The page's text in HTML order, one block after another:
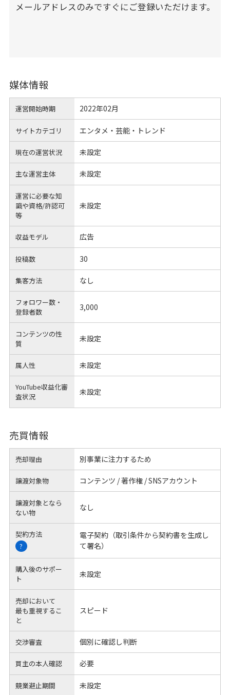
メールアドレスのみですぐにご登録いただけます。
媒体情報
運営開始時期 2022年02月
サイトカテゴリ エンタメ・芸能・トレンド
現在の運営状況 未設定
主な運営主体 未設定
運営に必要な知
識や資格/許認可
等
未設定
収益モデル 広告
投稿数 30
集客方法 なし
フォロワー数・
登録者数
3,000
コンテンツの性
質
未設定
属人性 未設定
YouTube収益化審
査状況
未設定
売買情報
売却理由 別事業に注力するため
譲渡対象物 コンテンツ / 著作権 / SNSアカウント
譲渡対象となら
ない物
なし
契約方法
?
電子契約（取引条件から契約書を生成し
て署名）
購入後のサポー
ト
未設定
売却において
最も重視するこ
と
スピード
交渉審査 個別に確認し判断
買主の本人確認 必要
競業避止期間 未設定